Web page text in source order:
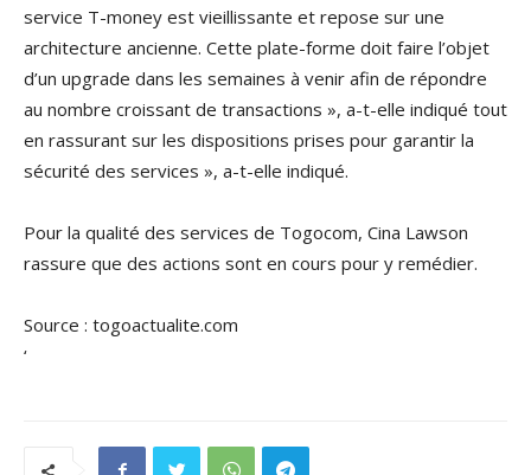
service T-money est vieillissante et repose sur une
architecture ancienne. Cette plate-forme doit faire l’objet
d’un upgrade dans les semaines à venir afin de répondre
au nombre croissant de transactions », a-t-elle indiqué tout
en rassurant sur les dispositions prises pour garantir la
sécurité des services », a-t-elle indiqué.
Pour la qualité des services de Togocom, Cina Lawson
rassure que des actions sont en cours pour y remédier.
Source : togoactualite.com
‘